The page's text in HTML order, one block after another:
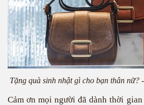
Tặng quà sinh nhật gì cho bạn thân nữ?
Cảm ơn mọi người đã dành thời